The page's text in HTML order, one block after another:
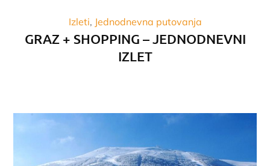
Izleti Jednodnevna putovanja
GRAZ + SHOPPING – JEDNODNEVNI
IZLET